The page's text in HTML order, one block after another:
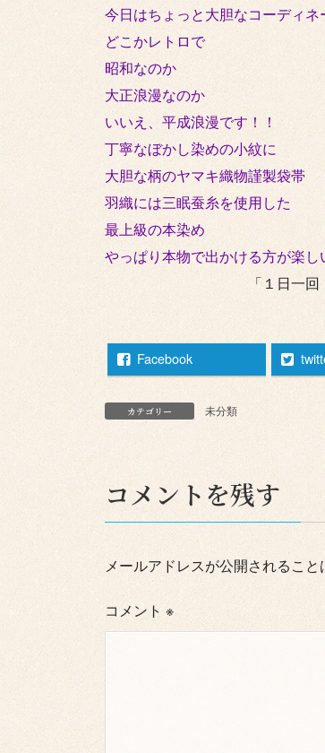
今日はちょっと大胆なコーディネ
どこかレトロで
昭和なのか
大正浪漫なのか
いいえ、平成浪漫です！！
丁寧なぼかし染めの小紋に
大胆な柄のヤマキ織物謹製袋帯
羽織には三眠蚕糸を使用した
最上級の本染め
やっぱり本物で出かける方が楽し
「１日一回 彩
Facebook
カテゴリー 未分類
コメントを残す
メールアドレスが公開されること
コメント ※